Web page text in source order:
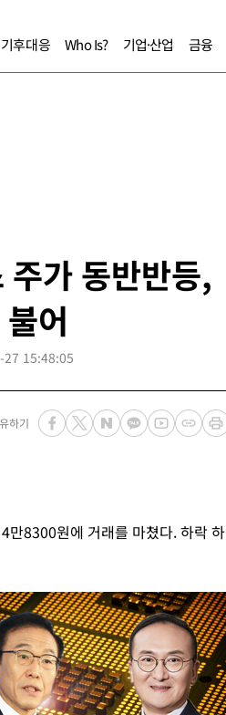
기후대응 Who Is? 기업·산업 금융
가 동반반등,
어
15:48:05
하기
8300원에 거래를 마쳤다. 하락 하